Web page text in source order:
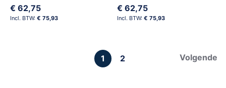
€ 62,75
€ 75,93
€ 62,75
€ 75,93
U
1 Pagina
2 Pagina
Volgende